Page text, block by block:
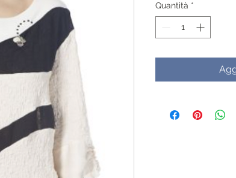
Quantità *